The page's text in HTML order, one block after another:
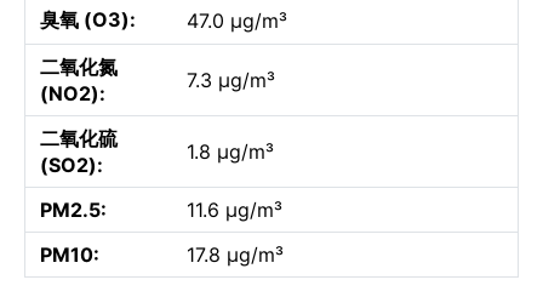
臭氧 (O3):
47.0 µg/m³
二氧化氮
(NO2):
7.3 µg/m³
二氧化硫
(SO2):
1.8 µg/m³
PM2.5:
11.6 µg/m³
PM10:
17.8 µg/m³